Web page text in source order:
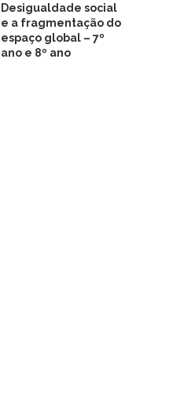
Desigualdade social
e a fragmentação do
espaço global – 7º
ano e 8º ano